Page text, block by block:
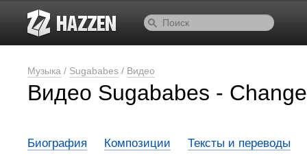
Музыка / Sugababes / Видео
Видео Sugababes - Change
Биография Композиции Тексты и переводы